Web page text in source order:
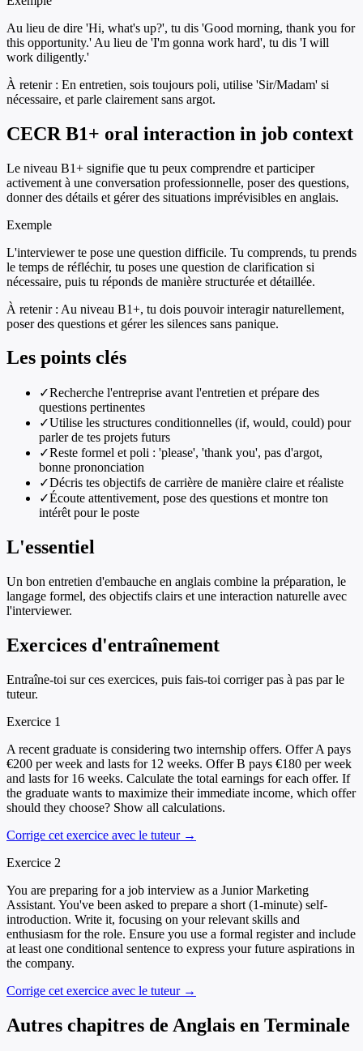
Au lieu de dire 'Hi, what's up?', tu dis 'Good morning, thank you for
this opportunity.' Au lieu de 'I'm gonna work hard', tu dis 'I will
work diligently.'
À retenir : En entretien, sois toujours poli, utilise 'Sir/Madam' si
nécessaire, et parle clairement sans argot.
CECR B1+ oral interaction in job context
Le niveau B1+ signifie que tu peux comprendre et participer
activement à une conversation professionnelle, poser des questions,
donner des détails et gérer des situations imprévisibles en anglais.
Exemple
L'interviewer te pose une question difficile. Tu comprends, tu prends
le temps de réfléchir, tu poses une question de clarification si
nécessaire, puis tu réponds de manière structurée et détaillée.
À retenir : Au niveau B1+, tu dois pouvoir interagir naturellement,
poser des questions et gérer les silences sans panique.
Les points clés
✓Recherche l'entreprise avant l'entretien et prépare des
questions pertinentes
✓Utilise les structures conditionnelles (if, would, could) pour
parler de tes projets futurs
✓Reste formel et poli : 'please', 'thank you', pas d'argot,
bonne prononciation
✓Décris tes objectifs de carrière de manière claire et réaliste
✓Écoute attentivement, pose des questions et montre ton
intérêt pour le poste
L'essentiel
Un bon entretien d'embauche en anglais combine la préparation, le
langage formel, des objectifs clairs et une interaction naturelle avec
l'interviewer.
Exercices d'entraînement
Entraîne-toi sur ces exercices, puis fais-toi corriger pas à pas par le
tuteur.
Exercice 1
A recent graduate is considering two internship offers. Offer A pays
€200 per week and lasts for 12 weeks. Offer B pays €180 per week
and lasts for 16 weeks. Calculate the total earnings for each offer. If
the graduate wants to maximize their immediate income, which offer
should they choose? Show all calculations.
Corrige cet exercice avec le tuteur →
Exercice 2
You are preparing for a job interview as a Junior Marketing
Assistant. You've been asked to prepare a short (1-minute) self-
introduction. Write it, focusing on your relevant skills and
enthusiasm for the role. Ensure you use a formal register and include
at least one conditional sentence to express your future aspirations in
the company.
Corrige cet exercice avec le tuteur →
Autres chapitres de Anglais en Terminale